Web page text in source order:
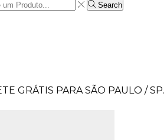
Search
GRÁTIS PARA SÃO PAULO / SP.